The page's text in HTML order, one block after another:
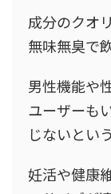
成分のクオ
無味無臭で
男性機能や
ユーザーも
じないとい
妊活や健康